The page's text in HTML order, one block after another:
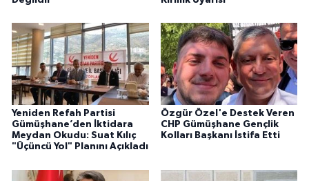
Yeniden Refah Partisi
Gümüşhane’den İktidara
Meydan Okudu: Suat Kılıç
"Üçüncü Yol" Planını Açıkladı
Özgür Özel'e Destek Veren
CHP Gümüşhane Gençlik
Kolları Başkanı İstifa Etti